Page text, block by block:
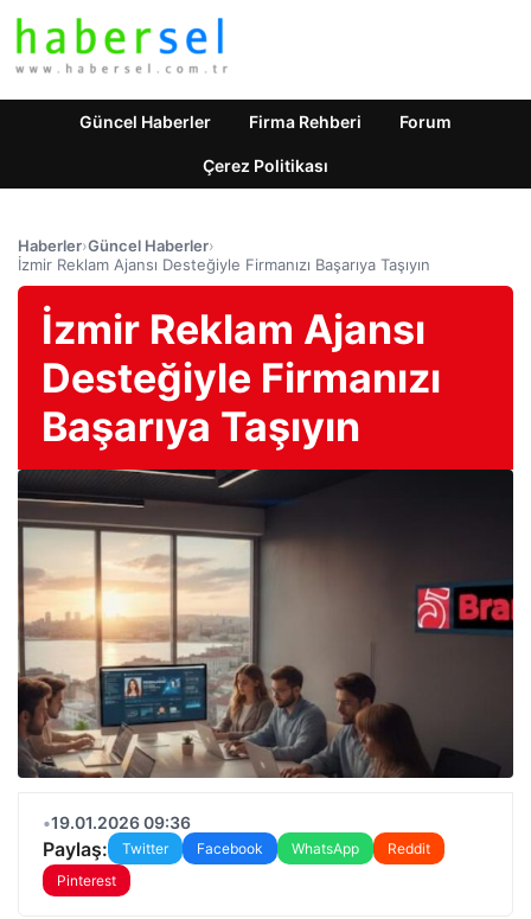
Güncel Haberler Firma Rehberi Forum
Çerez Politikası
Haberler›Güncel Haberler›
İzmir Reklam Ajansı Desteğiyle Firmanızı Başarıya Taşıyın
İzmir Reklam Ajansı
Desteğiyle Firmanızı
Başarıya Taşıyın
•19.01.2026 09:36
Paylaş: Twitter Facebook WhatsApp
Reddit
Pinterest